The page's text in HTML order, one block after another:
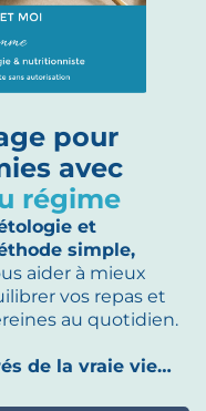
pour
avec
régime
et
simple,
aider à mieux
vos repas et
au quotidien.
de la vraie vie…